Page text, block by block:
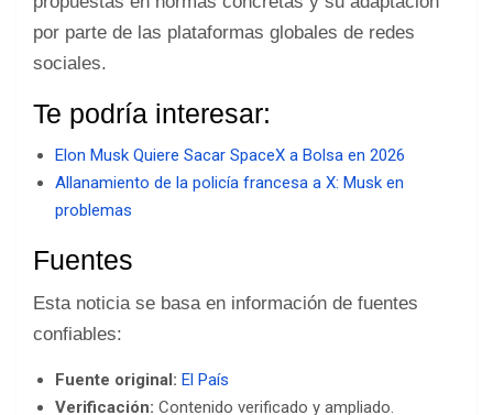
por parte de las plataformas globales de redes
sociales.
Te podría interesar:
Elon Musk Quiere Sacar SpaceX a Bolsa en 2026
Allanamiento de la policía francesa a X: Musk en
problemas
Fuentes
Esta noticia se basa en información de fuentes
confiables:
Fuente original: El País
Verificación: Contenido verificado y ampliado.